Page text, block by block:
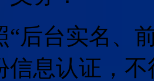
“后台实名、
信息认证，